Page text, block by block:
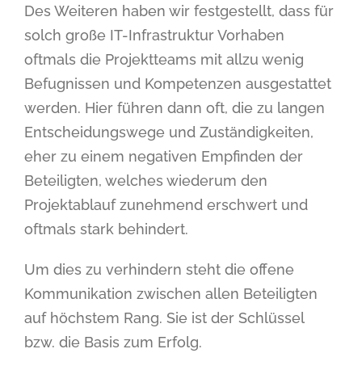
Des Weiteren haben wir festgestellt, dass für
solch große IT-Infrastruktur Vorhaben
oftmals die Projektteams mit allzu wenig
Befugnissen und Kompetenzen ausgestattet
werden. Hier führen dann oft, die zu langen
Entscheidungswege und Zuständigkeiten,
eher zu einem negativen Empfinden der
Beteiligten, welches wiederum den
Projektablauf zunehmend erschwert und
oftmals stark behindert.
Um dies zu verhindern steht die offene
Kommunikation zwischen allen Beteiligten
auf höchstem Rang. Sie ist der Schlüssel
bzw. die Basis zum Erfolg.